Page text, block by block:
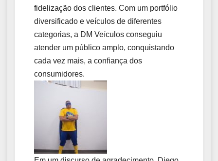
fidelização dos clientes. Com um portfólio
diversificado e veículos de diferentes
categorias, a DM Veículos conseguiu
atender um público amplo, conquistando
cada vez mais, a confiança dos
consumidores.